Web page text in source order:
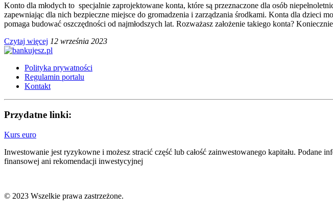
Konto dla młodych to specjalnie zaprojektowane konta, które są przeznaczone dla osób
zapewniając dla nich bezpieczne miejsce do gromadzenia i zarządzania środkami. Konta dla dzieci
pomaga budować oszczędności od najmłodszych lat. Rozważasz założenie takiego konta?
Czytaj więcej 12 września 2023
Polityka prywatności
Regulamin portalu
Kontakt
Przydatne linki:
Kurs euro
Inwestowanie jest ryzykowne i możesz stracić część lub całość zainwestowanego kapitału.
finansowej ani rekomendacji inwestycyjnej
© 2023 Wszelkie prawa zastrzeżone.